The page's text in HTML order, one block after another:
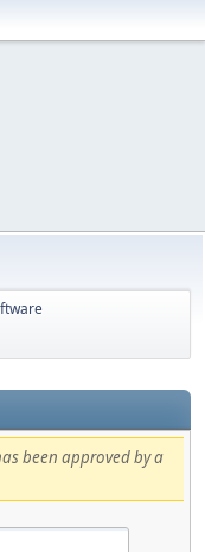
been approved by a